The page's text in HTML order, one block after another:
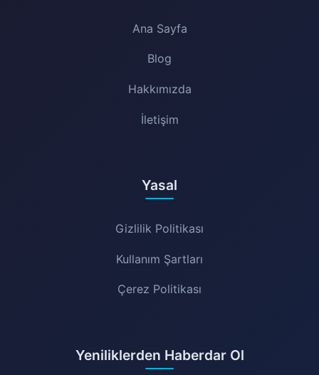
Ana Sayfa
Blog
Hakkımızda
İletişim
Yasal
Gizlilik Politikası
Kullanım Şartları
Çerez Politikası
Yeniliklerden Haberdar Ol